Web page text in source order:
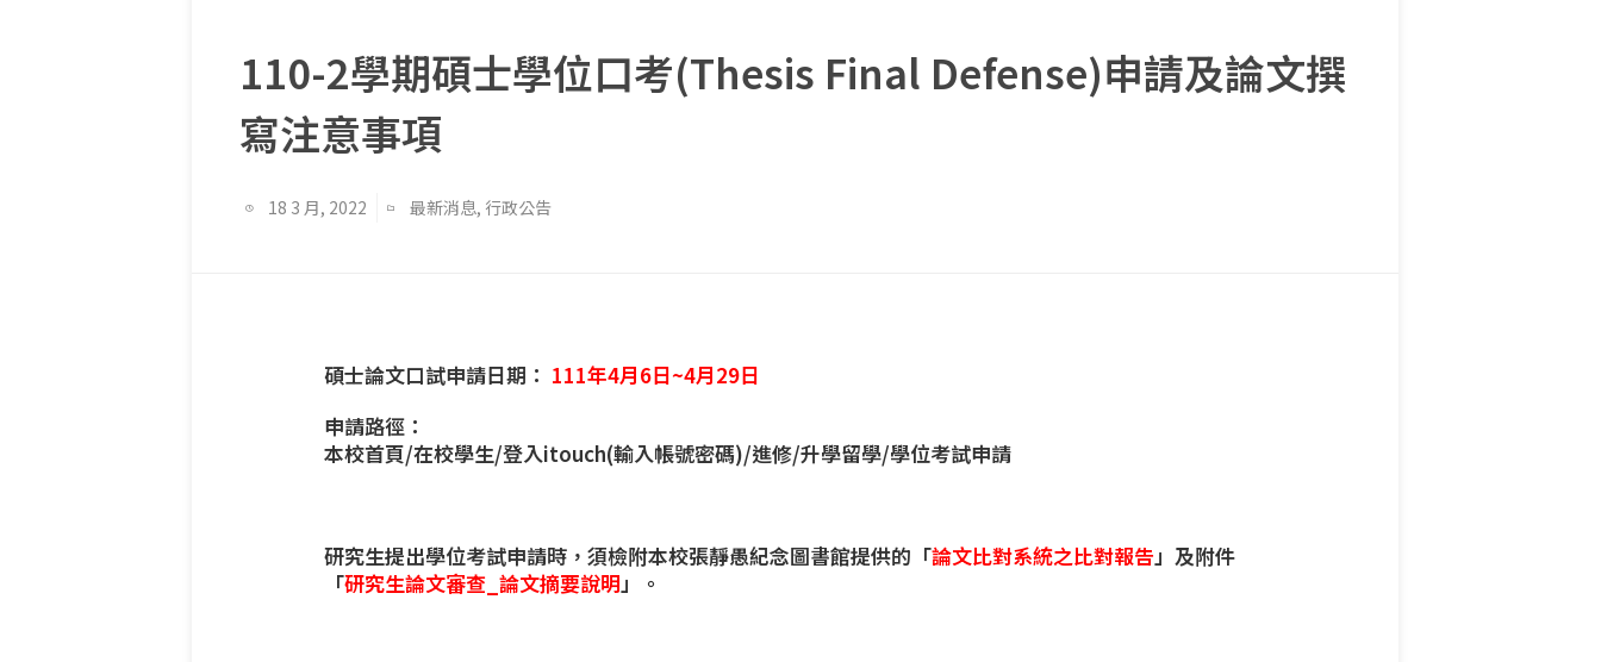
110-2學期碩士學位口考(Thesis Final Defense)申請及論文撰
寫注意事項
18 3 月, 2022 最新消息, 行政公告
碩士論文口試申請日期： 111年4月6日~4月29日
申請路徑：
本校首頁/在校學生/登入itouch(輸入帳號密碼)/進修/升學留學/學位考試申請
研究生提出學位考試申請時，須檢附本校張靜愚紀念圖書館提供的「論文比對系統之比對報告」及附件
「研究生論文審查_論文摘要說明」。